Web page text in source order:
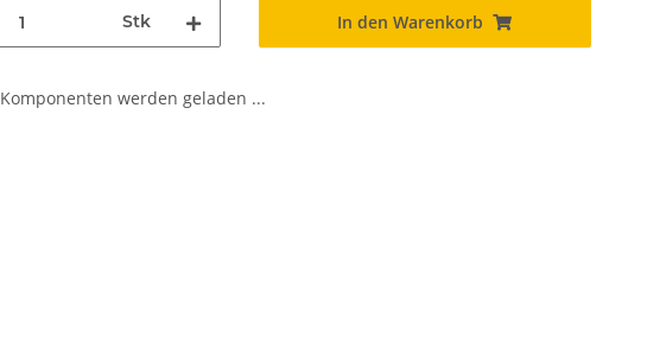
Stk In den Warenkorb
Komponenten werden geladen ...